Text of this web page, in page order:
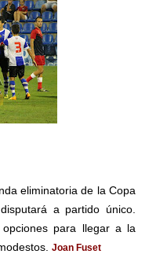
eliminatoria de la Copa
a partido único.
para llegar a la
Joan Fuset